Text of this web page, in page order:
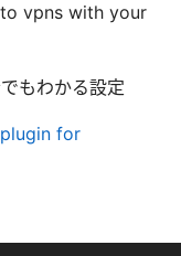
vpns with your
もわかる設定
for